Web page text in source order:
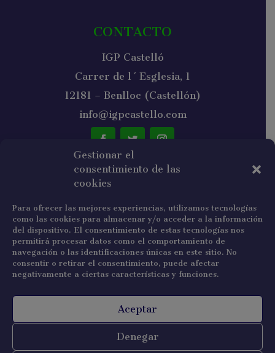
Gestionar el
consentimiento de las
cookies
Para ofrecer las mejores experiencias, utilizamos tecnologías
como las cookies para almacenar y/o acceder a la información
del dispositivo. El consentimiento de estas tecnologías nos
permitirá procesar datos como el comportamiento de
navegación o las identificaciones únicas en este sitio. No
consentir o retirar el consentimiento, puede afectar
negativamente a ciertas características y funciones.
Aceptar
Denegar
CONTACTO
IGP Castelló
Carrer de l´Esglesia, 1
12181 – Benlloc (Castellón)
info@igpcastello.com
NEWSLETTER
He leído y acepto la política de privacidad.
Copyright © 2022 IGP Castelló